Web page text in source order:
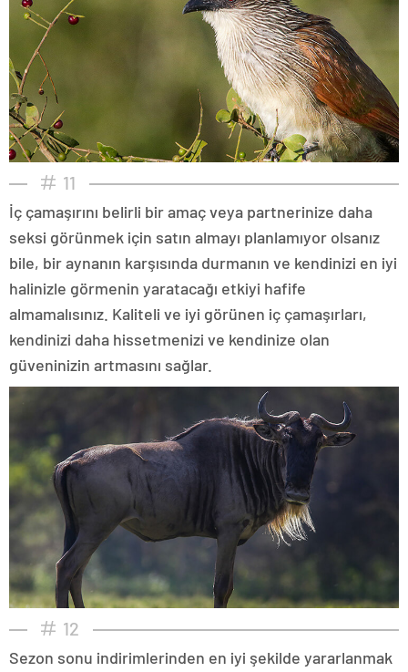
11
İç çamaşırını belirli bir amaç veya partnerinize daha
seksi görünmek için satın almayı planlamıyor olsanız
bile, bir aynanın karşısında durmanın ve kendinizi en iyi
halinizle görmenin yaratacağı etkiyi hafife
almamalısınız. Kaliteli ve iyi görünen iç çamaşırları,
kendinizi daha hissetmenizi ve kendinize olan
güveninizin artmasını sağlar.
12
Sezon sonu indirimlerinden en iyi şekilde yararlanmak